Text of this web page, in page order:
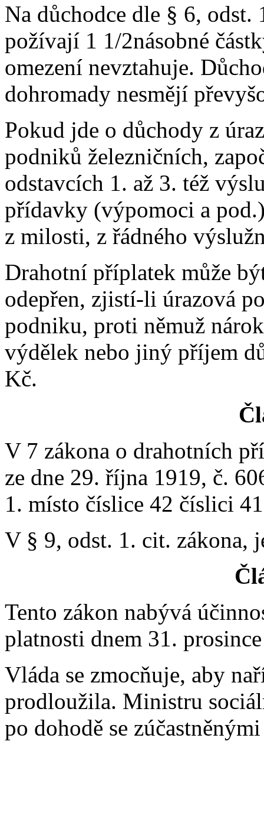
Na důchodce dle § 6,
požívají 1 1/2násobné
omezení nevztahuje.
dohromady nesmějí
Pokud jde o důchody z
podniků železničních,
odstavcích 1. až 3. též
přídavky (výpomoci a
z milosti, z řádného
Drahotní příplatek může
odepřen, zjistí-li úrazová
podniku, proti němuž
výdělek nebo jiný příjem
Kč.
V 7 zákona o drahotních
ze dne 29. října 1919, č.
1. místo číslice 42 číslici
V § 9, odst. 1. cit.
Tento zákon nabývá
platnosti dnem 31.
Vláda se zmocňuje, aby
prodloužila. Ministru
po dohodě se